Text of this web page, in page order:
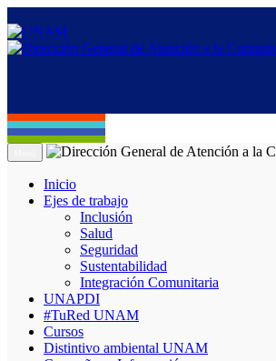
Inicio
Ejes de trabajo
Inclusión
Salud
Seguridad
Sustentabilidad
Integración Comunitaria
UNAPDI
#TuRed UNAM
Cursos
Distintivo ambiental UNAM